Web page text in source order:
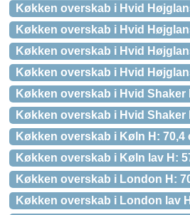
Køkken overskab i Hvid
Køkken overskab i Hvid
Køkken overskab i Hvid
Køkken overskab i Hvid
Køkken overskab i Hvid Shaker
Køkken overskab i Hvid Shaker
Køkken overskab i Køln H: 70,4
Køkken overskab i Køln lav H:
Køkken overskab i London H:
Køkken overskab i London lav